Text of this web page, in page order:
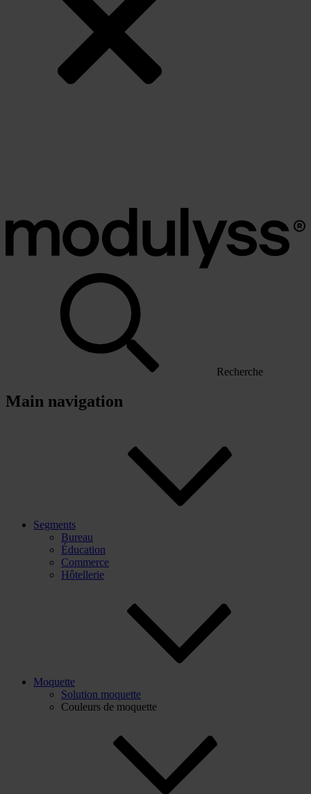
Recherche
Main navigation
Segments
Bureau
Éducation
Commerce
Hôtellerie
Moquette
Solution moquette
Couleurs de moquette